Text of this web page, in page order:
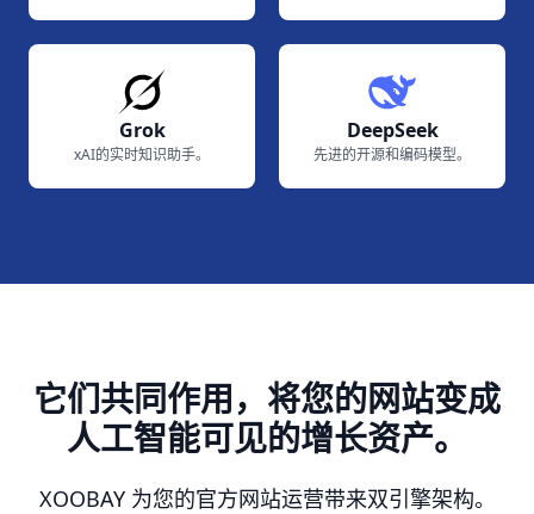
Grok
xAI的实时知识助手。
DeepSeek
先进的开源和编码模型。
它们共同作用，将您的网站变成
人工智能可见的增长资产。
XOOBAY 为您的官方网站运营带来双引擎架构。